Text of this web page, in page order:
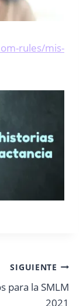
rules/mis-
SIGUIENTE
para la SMLM
2021